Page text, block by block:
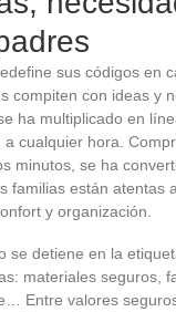
sus códigos en
compiten con ideas y
se ha multiplicado en
cualquier hora.
minutos, se ha
familias están atentas
y organización.
se detiene en la
materiales seguros,
Entre valores